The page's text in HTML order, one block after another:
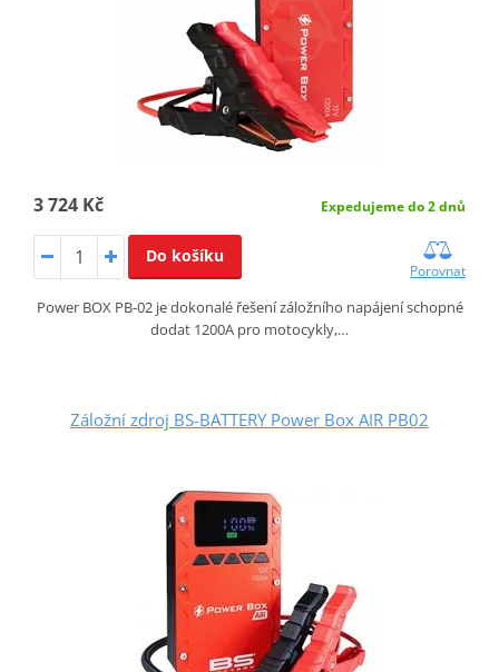
3 724 Kč Expedujeme do 2 dnů
Do košíku
Porovnat
Power BOX PB-02 je dokonalé řešení záložního napájení schopné
dodat 1200A pro motocykly,…
Záložní zdroj BS-BATTERY Power Box AIR PB02